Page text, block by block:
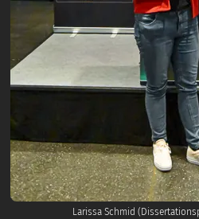
Larissa Schmid